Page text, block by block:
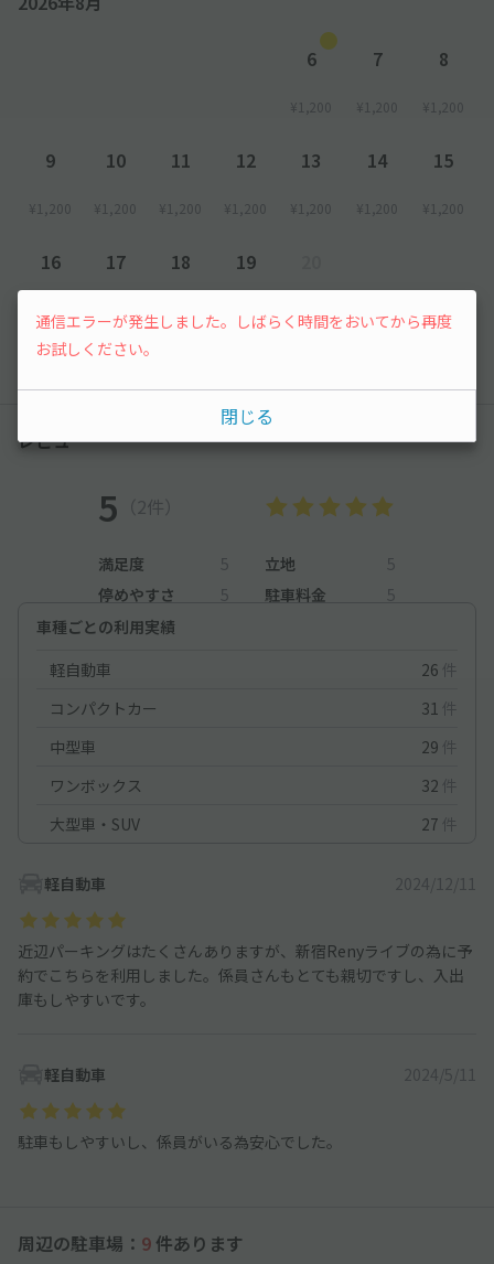
3. 管理人へ、予約ID(英数字7桁) または 予約確認ページ を提示し
6
¥1,200
7
¥1,200
8
¥1,200
9
¥1,200
10
¥1,200
11
¥1,200
12
¥1,200
13
¥1,200
14
¥1,200
15
¥1,200
16 17 18 19
レビュー
5 （2件）
満足度 5 立地
5
停めやすさ
5 駐車料金
5
車種ごとの利用実績
軽自動車
26 件
コンパクトカー
31 件
中型車
29 件
ワンボックス
32 件
大型車・SUV
27 件
軽自動車 2024/12/11
近辺パーキングはたくさんありますが、新宿Renyライブの為に予
約でこちらを利用しました。係員さんもとても親切ですし、入出
庫もしやすいです。
軽自動車 2024/5/11
駐車もしやすいし、係員がいる為安心でした。
周辺の駐車場： 9 件あります
通信エラーが発生しました。しばらく時間をおいてから再度
お試しください。
閉じる